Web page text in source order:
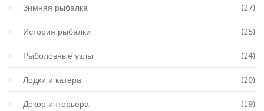
Зимняя рыбалка (27)
История рыбалки (25)
Рыболовные узлы (24)
Лодки и катера (20)
Декор интерьера (19)